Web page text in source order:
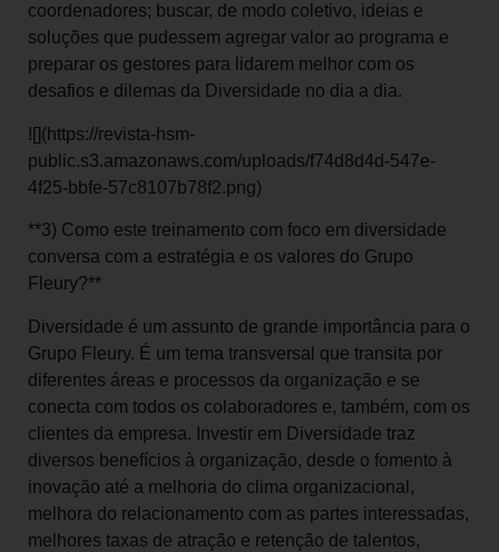
coordenadores; buscar, de modo coletivo, ideias e
soluções que pudessem agregar valor ao programa e
preparar os gestores para lidarem melhor com os
desafios e dilemas da Diversidade no dia a dia.
![](https://revista-hsm-
public.s3.amazonaws.com/uploads/f74d8d4d-547e-
4f25-bbfe-57c8107b78f2.png)
**3) Como este treinamento com foco em diversidade
conversa com a estratégia e os valores do Grupo
Fleury?**
Diversidade é um assunto de grande importância para o
Grupo Fleury. É um tema transversal que transita por
diferentes áreas e processos da organização e se
conecta com todos os colaboradores e, também, com os
clientes da empresa. Investir em Diversidade traz
diversos benefícios à organização, desde o fomento à
inovação até a melhoria do clima organizacional,
melhora do relacionamento com as partes interessadas,
melhores taxas de atração e retenção de talentos,